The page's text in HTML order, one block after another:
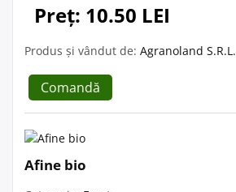
Preț: 10.50 LEI
Produs și vândut de: Agranoland S.R.L.
Comandă
Afine bio